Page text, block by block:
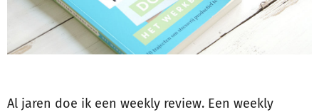
Al jaren doe ik een weekly review. Een weekly